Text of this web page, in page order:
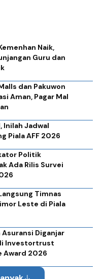
Naik,
Guru dan
dan Pakuwon
Aman, Pagar Mal
Inilah Jadwal
Piala AFF 2026
Politik
Ada Rilis Survei
Timnas
Leste di Piala
Asuransi Diganjar
Investortrust
Award 2026